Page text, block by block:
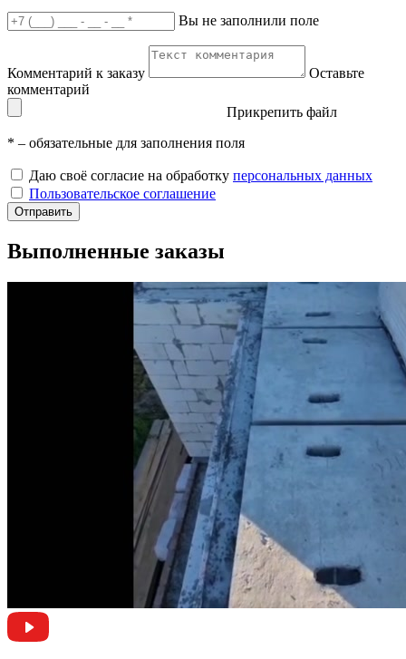
Вы не заполнили поле
Комментарий к заказу
Оставьте
комментарий
Прикрепить файл
* – обязательные для заполнения поля
Даю своё согласие на обработку персональных данных
Пользовательское соглашение
Отправить
Выполненные заказы